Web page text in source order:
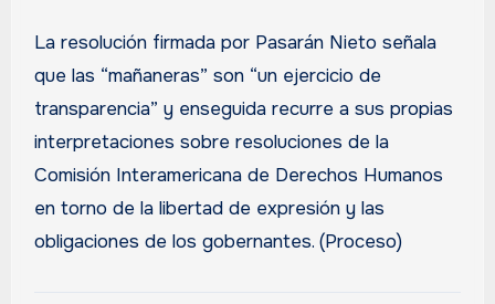
La resolución firmada por Pasarán Nieto señala
que las “mañaneras” son “un ejercicio de
transparencia” y enseguida recurre a sus propias
interpretaciones sobre resoluciones de la
Comisión Interamericana de Derechos Humanos
en torno de la libertad de expresión y las
obligaciones de los gobernantes. (Proceso)